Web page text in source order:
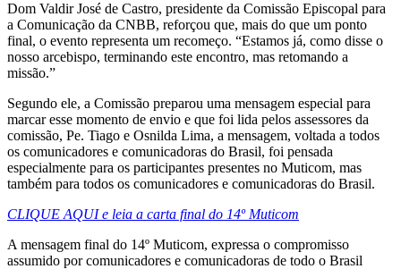
Dom Valdir José de Castro, presidente da Comissão Episcopal para
a Comunicação da CNBB, reforçou que, mais do que um ponto
final, o evento representa um recomeço. “Estamos já, como disse o
nosso arcebispo, terminando este encontro, mas retomando a
missão.”
Segundo ele, a Comissão preparou uma mensagem especial para
marcar esse momento de envio e que foi lida pelos assessores da
comissão, Pe. Tiago e Osnilda Lima, a mensagem, voltada a todos
os comunicadores e comunicadoras do Brasil, foi pensada
especialmente para os participantes presentes no Muticom, mas
também para todos os comunicadores e comunicadoras do Brasil.
CLIQUE AQUI e leia a carta final do 14º Muticom
A mensagem final do 14º Muticom, expressa o compromisso
assumido por comunicadores e comunicadoras de todo o Brasil